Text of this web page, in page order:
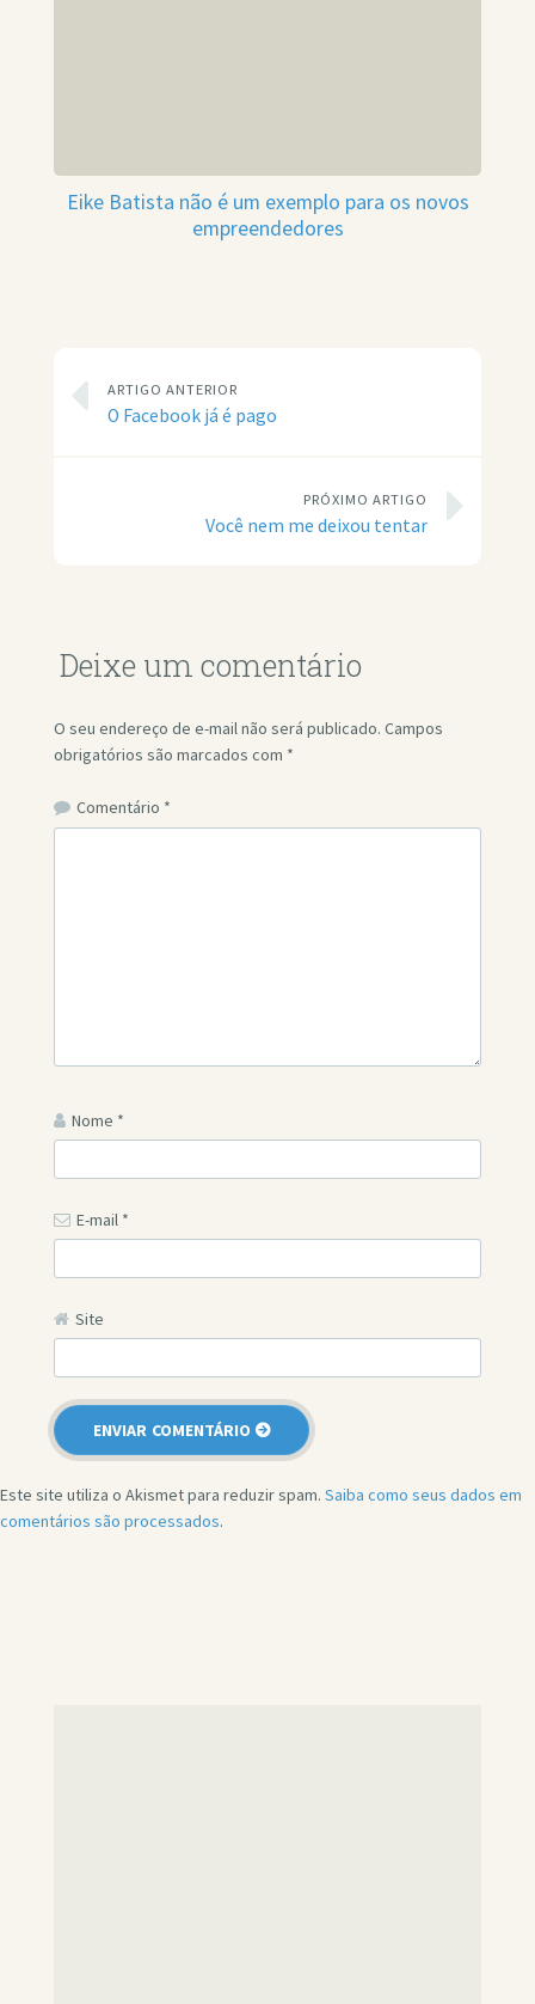
Eike Batista não é um exemplo para os novos
empreendedores
ARTIGO ANTERIOR
O Facebook já é pago
PRÓXIMO ARTIGO
Você nem me deixou tentar
Deixe um comentário
O seu endereço de e-mail não será publicado. Campos
obrigatórios são marcados com *
Comentário *
Nome *
E-mail *
Site
Este site utiliza o Akismet para reduzir spam. Saiba como seus dados em
comentários são processados.